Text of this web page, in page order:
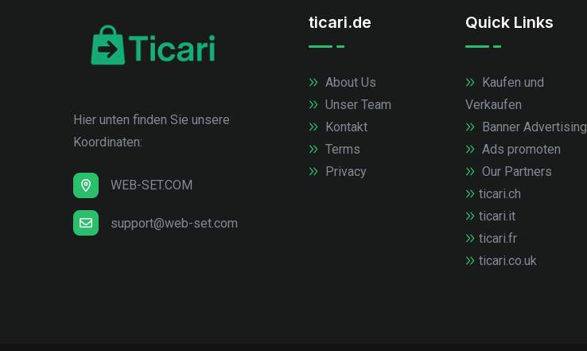
Hier unten finden Sie unsere
Koordinaten:
WEB-SET.COM
support@web-set.com
ticari.de
About Us
Unser Team
Kontakt
Terms
Privacy
Quick Links
Kaufen und
Verkaufen
Banner Advertising
Ads promoten
Our Partners
ticari.ch
ticari.it
ticari.fr
ticari.co.uk